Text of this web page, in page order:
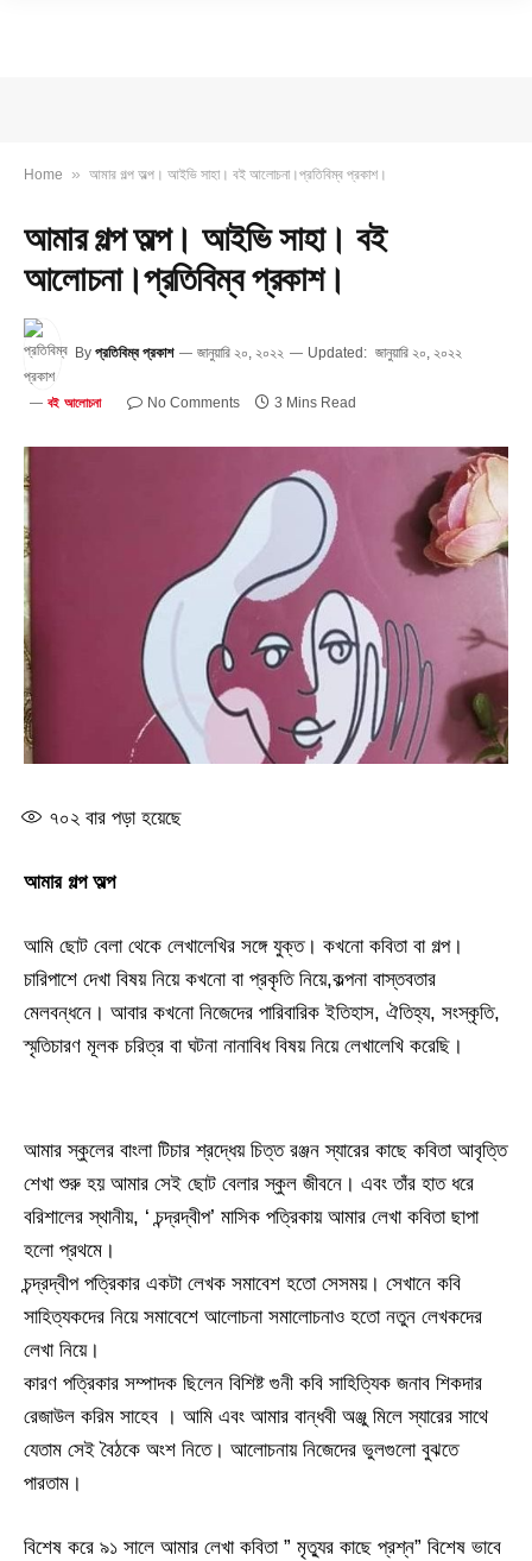
Home » আমার গল্প অল্প। আইভি সাহা। বই আলোচনা।প্রতিবিম্ব প্রকাশ।
আমার গল্প অল্প। আইভি সাহা। বই
আলোচনা।প্রতিবিম্ব প্রকাশ।
By প্রতিবিম্ব প্রকাশ জানুয়ারি ২০, ২০২২ Updated: জানুয়ারি ২০, ২০২২
বই আলোচনা No Comments 3 Mins Read
৭০২ বার পড়া হয়েছে
আমার গল্প অল্প
আমি ছোট বেলা থেকে লেখালেখির সঙ্গে যুক্ত। কখনো কবিতা বা গল্প।
চারিপাশে দেখা বিষয় নিয়ে কখনো বা প্রকৃতি নিয়ে,কল্পনা বাস্তবতার
মেলবন্ধনে। আবার কখনো নিজেদের পারিবারিক ইতিহাস, ঐতিহ্য, সংস্কৃতি,
স্মৃতিচারণ মূলক চরিত্র বা ঘটনা নানাবিধ বিষয় নিয়ে লেখালেখি করেছি।
আমার স্কুলের বাংলা টিচার শ্রদ্ধেয় চিত্ত রঞ্জন স্যারের কাছে কবিতা আবৃত্তি
শেখা শুরু হয় আমার সেই ছোট বেলার স্কুল জীবনে। এবং তাঁর হাত ধরে
বরিশালের স্থানীয়, ‘ চন্দ্রদ্বীপ’ মাসিক পত্রিকায় আমার লেখা কবিতা ছাপা
হলো প্রথমে।
চন্দ্রদ্বীপ পত্রিকার একটা লেখক সমাবেশ হতো সেসময়। সেখানে কবি
সাহিত্যকদের নিয়ে সমাবেশে আলোচনা সমালোচনাও হতো নতুন লেখকদের
লেখা নিয়ে।
কারণ পত্রিকার সম্পাদক ছিলেন বিশিষ্ট গুনী কবি সাহিত্যিক জনাব শিকদার
রেজাউল করিম সাহেব । আমি এবং আমার বান্ধবী অঞ্জু মিলে স্যারের সাথে
যেতাম সেই বৈঠকে অংশ নিতে। আলোচনায় নিজেদের ভুলগুলো বুঝতে
পারতাম।
বিশেষ করে ৯১ সালে আমার লেখা কবিতা ” মৃত্যুর কাছে প্রশ্ন” বিশেষ ভাবে